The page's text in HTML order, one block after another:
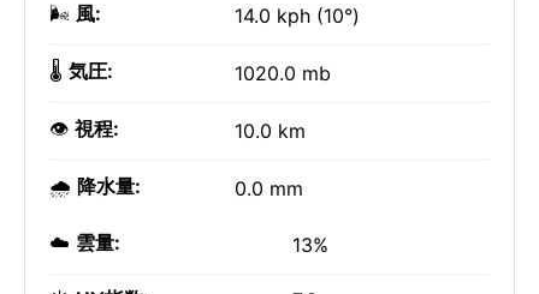
🌬️ 風: 14.0 kph (10°)
🌡️ 気圧: 1020.0 mb
👁️ 視程: 10.0 km
🌧️ 降水量: 0.0 mm
☁️ 雲量: 13%